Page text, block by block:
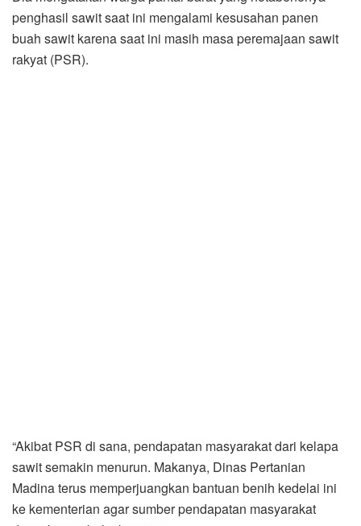
penghasil sawit saat ini mengalami kesusahan panen
buah sawit karena saat ini masih masa peremajaan sawit
rakyat (PSR).
“Akibat PSR di sana, pendapatan masyarakat dari kelapa
sawit semakin menurun. Makanya, Dinas Pertanian
Madina terus memperjuangkan bantuan benih kedelai ini
ke kementerian agar sumber pendapatan masyarakat